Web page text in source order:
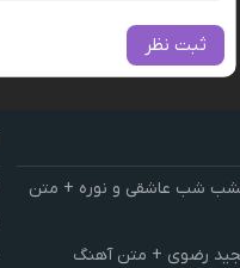
ثبت نظر
شب عاشقی و نوره + متن
رضوی + متن آهنگ